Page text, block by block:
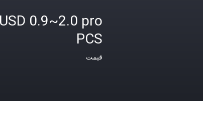
USD 0.9~2.0 pro
PCS
قیمت